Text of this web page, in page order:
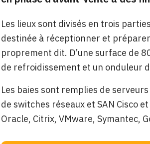
Les lieux sont divisés en trois
destinée à réceptionner et
proprement dit. D’une surface de
de refroidissement et un onduleur
Les baies sont remplies de
de switches réseaux et SAN Cisco
Oracle, Citrix, VMware, Symantec,